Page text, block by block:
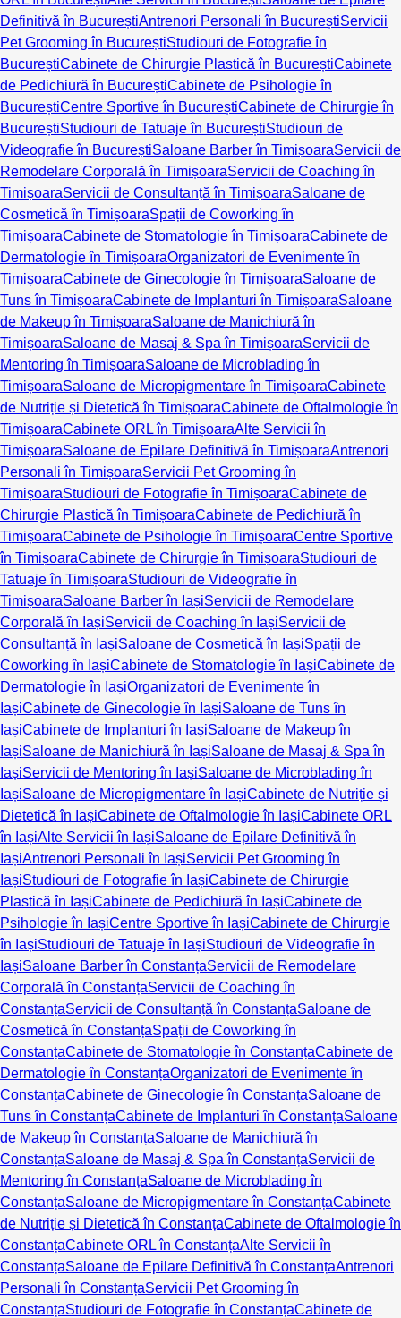
Definitivă în BucureștiAntrenori Personali în BucureștiServicii
Pet Grooming în BucureștiStudiouri de Fotografie în
BucureștiCabinete de Chirurgie Plastică în BucureștiCabinete
de Pedichiură în BucureștiCabinete de Psihologie în
BucureștiCentre Sportive în BucureștiCabinete de Chirurgie în
BucureștiStudiouri de Tatuaje în BucureștiStudiouri de
Videografie în BucureștiSaloane Barber în TimișoaraServicii de
Remodelare Corporală în TimișoaraServicii de Coaching în
TimișoaraServicii de Consultanță în TimișoaraSaloane de
Cosmetică în TimișoaraSpații de Coworking în
TimișoaraCabinete de Stomatologie în TimișoaraCabinete de
Dermatologie în TimișoaraOrganizatori de Evenimente în
TimișoaraCabinete de Ginecologie în TimișoaraSaloane de
Tuns în TimișoaraCabinete de Implanturi în TimișoaraSaloane
de Makeup în TimișoaraSaloane de Manichiură în
TimișoaraSaloane de Masaj & Spa în TimișoaraServicii de
Mentoring în TimișoaraSaloane de Microblading în
TimișoaraSaloane de Micropigmentare în TimișoaraCabinete
de Nutriție și Dietetică în TimișoaraCabinete de Oftalmologie în
TimișoaraCabinete ORL în TimișoaraAlte Servicii în
TimișoaraSaloane de Epilare Definitivă în TimișoaraAntrenori
Personali în TimișoaraServicii Pet Grooming în
TimișoaraStudiouri de Fotografie în TimișoaraCabinete de
Chirurgie Plastică în TimișoaraCabinete de Pedichiură în
TimișoaraCabinete de Psihologie în TimișoaraCentre Sportive
în TimișoaraCabinete de Chirurgie în TimișoaraStudiouri de
Tatuaje în TimișoaraStudiouri de Videografie în
TimișoaraSaloane Barber în IașiServicii de Remodelare
Corporală în IașiServicii de Coaching în IașiServicii de
Consultanță în IașiSaloane de Cosmetică în IașiSpații de
Coworking în IașiCabinete de Stomatologie în IașiCabinete de
Dermatologie în IașiOrganizatori de Evenimente în
IașiCabinete de Ginecologie în IașiSaloane de Tuns în
IașiCabinete de Implanturi în IașiSaloane de Makeup în
IașiSaloane de Manichiură în IașiSaloane de Masaj & Spa în
IașiServicii de Mentoring în IașiSaloane de Microblading în
IașiSaloane de Micropigmentare în IașiCabinete de Nutriție și
Dietetică în IașiCabinete de Oftalmologie în IașiCabinete ORL
în IașiAlte Servicii în IașiSaloane de Epilare Definitivă în
IașiAntrenori Personali în IașiServicii Pet Grooming în
IașiStudiouri de Fotografie în IașiCabinete de Chirurgie
Plastică în IașiCabinete de Pedichiură în IașiCabinete de
Psihologie în IașiCentre Sportive în IașiCabinete de Chirurgie
în IașiStudiouri de Tatuaje în IașiStudiouri de Videografie în
IașiSaloane Barber în ConstanțaServicii de Remodelare
Corporală în ConstanțaServicii de Coaching în
ConstanțaServicii de Consultanță în ConstanțaSaloane de
Cosmetică în ConstanțaSpații de Coworking în
ConstanțaCabinete de Stomatologie în ConstanțaCabinete de
Dermatologie în ConstanțaOrganizatori de Evenimente în
ConstanțaCabinete de Ginecologie în ConstanțaSaloane de
Tuns în ConstanțaCabinete de Implanturi în ConstanțaSaloane
de Makeup în ConstanțaSaloane de Manichiură în
ConstanțaSaloane de Masaj & Spa în ConstanțaServicii de
Mentoring în ConstanțaSaloane de Microblading în
ConstanțaSaloane de Micropigmentare în ConstanțaCabinete
de Nutriție și Dietetică în ConstanțaCabinete de Oftalmologie în
ConstanțaCabinete ORL în ConstanțaAlte Servicii în
ConstanțaSaloane de Epilare Definitivă în ConstanțaAntrenori
Personali în ConstanțaServicii Pet Grooming în
ConstanțaStudiouri de Fotografie în ConstanțaCabinete de